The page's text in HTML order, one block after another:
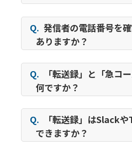
Q. 発信者の電話番号を
ありますか？
Q.
「転送録」と「急コ
何ですか？
Q.
「転送録」はSlack
できますか？